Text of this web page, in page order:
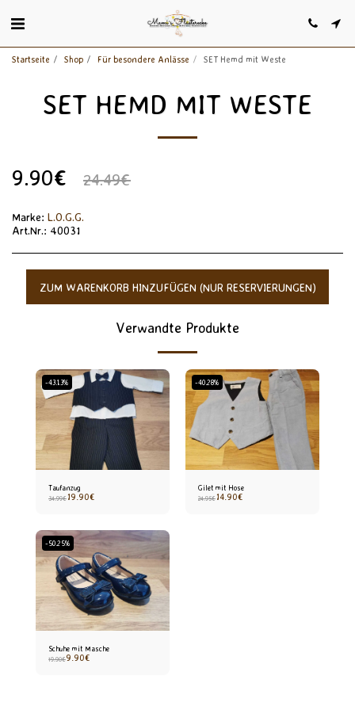
Startseite Shop Für besondere Anlässe SET Hemd mit Weste
SET HEMD MIT WESTE
9.90€ 24.49€
Marke: L.O.G.G.
Art.Nr.: 40031
ZUM WARENKORB HINZUFÜGEN (NUR RESERVIERUNGEN)
Verwandte Produkte
-43.13%
Taufanzug
34.99€19.90€
-40.28%
Gilet mit Hose
24.95€14.90€
-50.25%
Schuhe mit Masche
19.90€9.90€